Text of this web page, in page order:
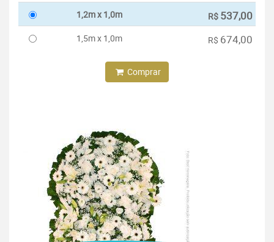
1,2m x 1,0m R$ 537,00
1,5m x 1,0m R$ 674,00
Comprar